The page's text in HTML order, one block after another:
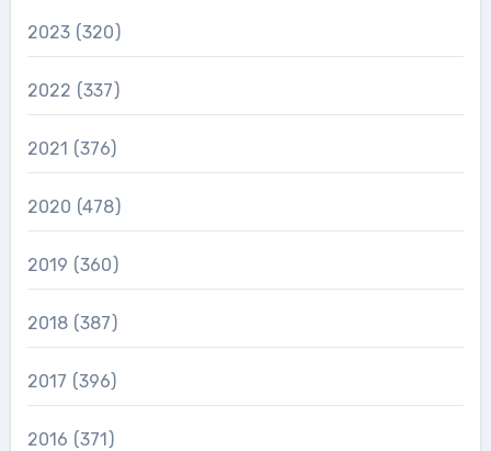
2023 (320)
2022 (337)
2021 (376)
2020 (478)
2019 (360)
2018 (387)
2017 (396)
2016 (371)